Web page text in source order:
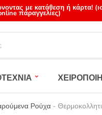
με κατάθεση ή κάρτα!
παραγγελίες)
Ρούχα -